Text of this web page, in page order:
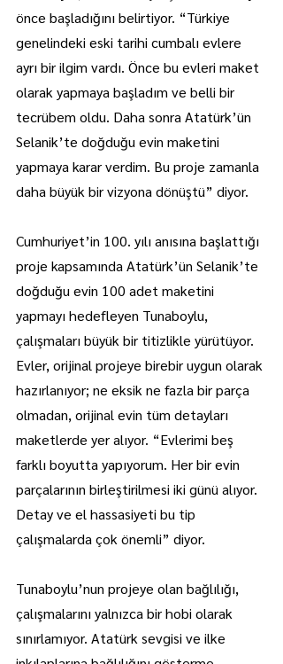
önce başladığını belirtiyor. “Türkiye
genelindeki eski tarihi cumbalı evlere
ayrı bir ilgim vardı. Önce bu evleri maket
olarak yapmaya başladım ve belli bir
tecrübem oldu. Daha sonra Atatürk’ün
Selanik’te doğduğu evin maketini
yapmaya karar verdim. Bu proje zamanla
daha büyük bir vizyona dönüştü” diyor.
Cumhuriyet’in 100. yılı anısına başlattığı
proje kapsamında Atatürk’ün Selanik’te
doğduğu evin 100 adet maketini
yapmayı hedefleyen Tunaboylu,
çalışmaları büyük bir titizlikle yürütüyor.
Evler, orijinal projeye birebir uygun olarak
hazırlanıyor; ne eksik ne fazla bir parça
olmadan, orijinal evin tüm detayları
maketlerde yer alıyor. “Evlerimi beş
farklı boyutta yapıyorum. Her bir evin
parçalarının birleştirilmesi iki günü alıyor.
Detay ve el hassasiyeti bu tip
çalışmalarda çok önemli” diyor.
Tunaboylu’nun projeye olan bağlılığı,
çalışmalarını yalnızca bir hobi olarak
sınırlamıyor. Atatürk sevgisi ve ilke